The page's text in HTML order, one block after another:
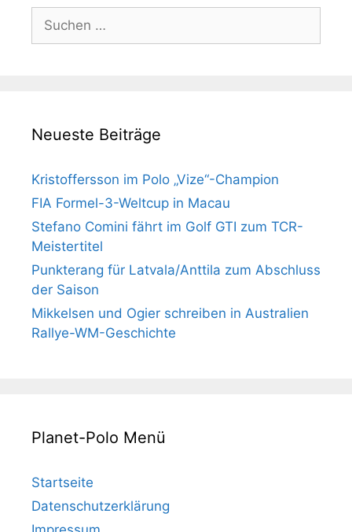
nach:
Neueste Beiträge
Kristoffersson im Polo „Vize“-Champion
FIA Formel-3-Weltcup in Macau
Stefano Comini fährt im Golf GTI zum TCR-
Meistertitel
Punkterang für Latvala/Anttila zum Abschluss
der Saison
Mikkelsen und Ogier schreiben in Australien
Rallye-WM-Geschichte
Planet-Polo Menü
Startseite
Datenschutzerklärung